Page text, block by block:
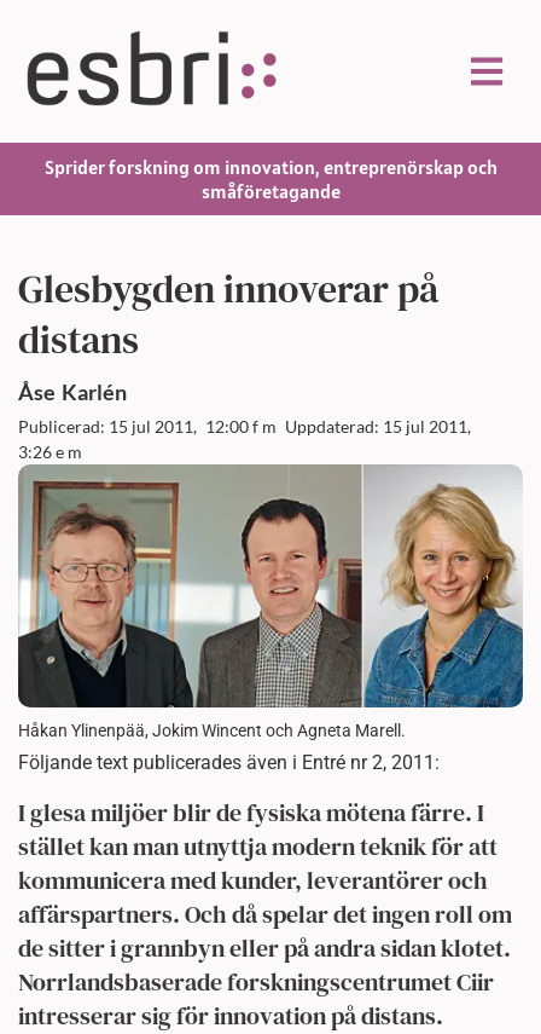
Sprider forskning om innovation, entreprenörskap och
småföretagande
Glesbygden innoverar på
distans
Åse Karlén
Publicerad: 15 jul 2011, 12:00 f m Uppdaterad: 15 jul 2011,
3:26 e m
Håkan Ylinenpää, Jokim Wincent och Agneta Marell.
Följande text publicerades även i Entré nr 2, 2011:
I glesa miljöer blir de fysiska mötena färre. I
stället kan man utnyttja modern teknik för att
kommunicera med kunder, leverantörer och
affärspartners. Och då spelar det ingen roll om
de sitter i grannbyn eller på andra sidan klotet.
Norrlandsbaserade forskningscentrumet Ciir
intresserar sig för innovation på distans.